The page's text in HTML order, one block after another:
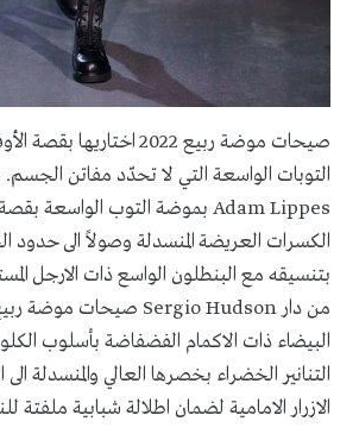
صيحات موضة ربيع 2022 اختاريها بقصة
التوبات الواسعة التي لا تحدّد مفاتن الجسم.
Adam Lippesبموضة التوبالواسعةبقصة
الكسرات العريضة المنسدلة وصولاً الى حدود
بتنسيقه مع البنطلون الواسع ذات الارجل
من دارSergio Hudson
البيضاء ذات الاكمام الفضفاضة بأسلوب
التنانير الخضراء بخصرها العالي والمنسدلة الى
الازرار الامامية لضمان اطلالة شبابية ملفتة للنظر.